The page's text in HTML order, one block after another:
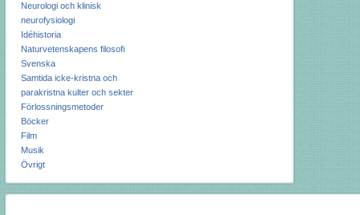
Neurologi och klinisk
neurofysiologi
Idéhistoria
Naturvetenskapens filosofi
Svenska
Samtida icke-kristna och
parakristna kulter och sekter
Förlossningsmetoder
Böcker
Film
Musik
Övrigt